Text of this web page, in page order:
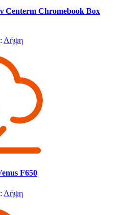
Centerm Chromebook Box
Λήψη
F650
Λήψη